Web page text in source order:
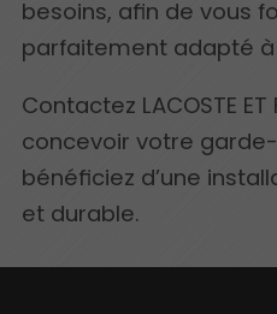
besoins, afin de vous
parfaitement adapté
Contactez LACOSTE ET
concevoir votre
bénéficiez d’une
et durable.